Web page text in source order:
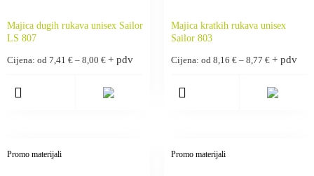
Majica dugih rukava unisex Sailor
LS 807
Cijena: od 7,41 € – 8,00 € + pdv
Majica kratkih rukava unisex
Sailor 803
Cijena: od 8,16 € – 8,77 € + pdv
Promo materijali Promo materijali